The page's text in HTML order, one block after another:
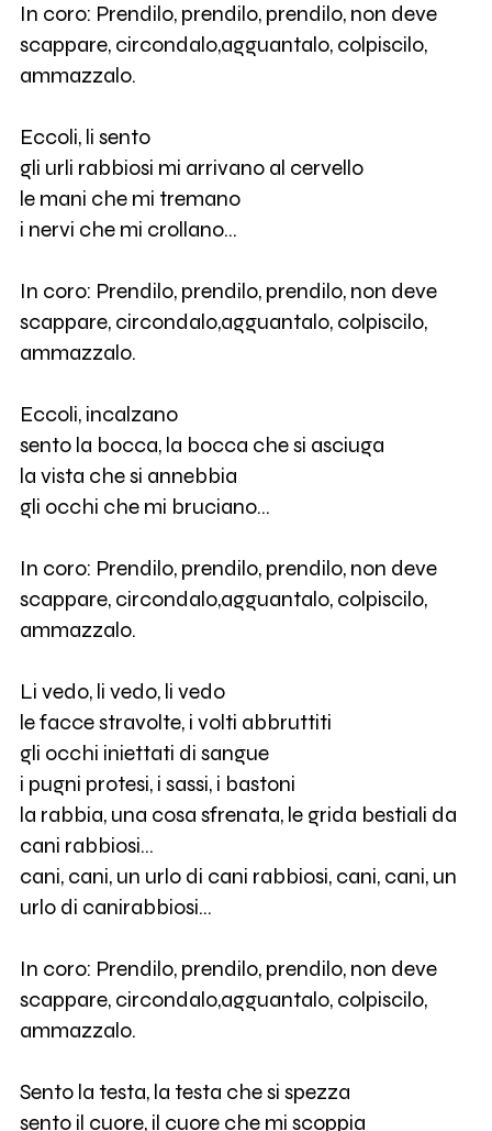
In coro: Prendilo, prendilo, prendilo, non deve
scappare, circondalo,agguantalo, colpiscilo,
ammazzalo.
Eccoli, li sento
gli urli rabbiosi mi arrivano al cervello
le mani che mi tremano
i nervi che mi crollano…
In coro: Prendilo, prendilo, prendilo, non deve
scappare, circondalo,agguantalo, colpiscilo,
ammazzalo.
Eccoli, incalzano
sento la bocca, la bocca che si asciuga
la vista che si annebbia
gli occhi che mi bruciano…
In coro: Prendilo, prendilo, prendilo, non deve
scappare, circondalo,agguantalo, colpiscilo,
ammazzalo.
Li vedo, li vedo, li vedo
le facce stravolte, i volti abbruttiti
gli occhi iniettati di sangue
i pugni protesi, i sassi, i bastoni
la rabbia, una cosa sfrenata, le grida bestiali da
cani rabbiosi…
cani, cani, un urlo di cani rabbiosi, cani, cani, un
urlo di canirabbiosi…
In coro: Prendilo, prendilo, prendilo, non deve
scappare, circondalo,agguantalo, colpiscilo,
ammazzalo.
Sento la testa, la testa che si spezza
sento il cuore, il cuore che mi scoppia